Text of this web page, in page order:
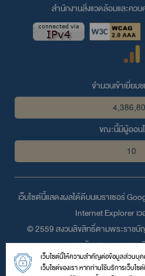
สำนักงานสิ่งแวดล้อมและคว
จำนวนเข้าเยี่ยม
ขณะนี้มีผู้ออน
10
เว็บไซต์นี้แสดงผลได้ดีบนเบราเซอร์
Internet Explorerเว
© 2559 สงวนลิขสิทธิ์ตามพระราช
แวดล้อมและควบคุมม
เลขที่ 31/2 หมู่ 4 ถนนพระยาสัจจา ตำ
เว็บไซต์นี้ให้ความสำคัญต่อข้อมูลส่วนบุ
เว็บไซต์ของเรา หากท่านใช้บริการเว็บไ